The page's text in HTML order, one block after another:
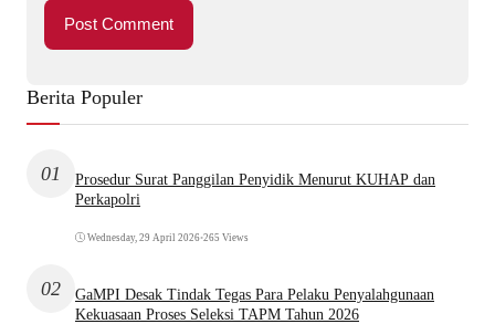
Berita Populer
01
Prosedur Surat Panggilan Penyidik Menurut KUHAP dan
Perkapolri
Wednesday, 29 April 2026•265 Views
02
GaMPI Desak Tindak Tegas Para Pelaku Penyalahgunaan
Kekuasaan Proses Seleksi TAPM Tahun 2026